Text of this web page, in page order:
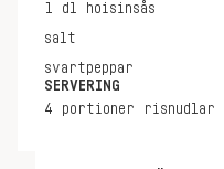
1 dl
hoisinsås
salt
svartpeppar
SERVERING
4 portioner risnudlar